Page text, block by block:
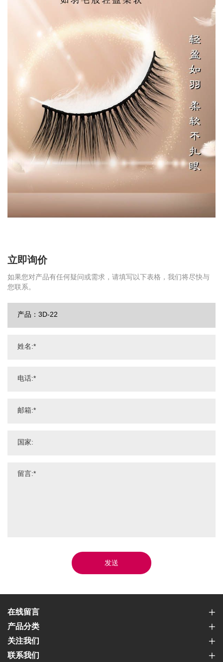
立即询价
如果您对产品有任何疑问或需求，请填写以下表格，我们将尽快与
您联系。
发送
在线留言
产品分类
关注我们
联系我们